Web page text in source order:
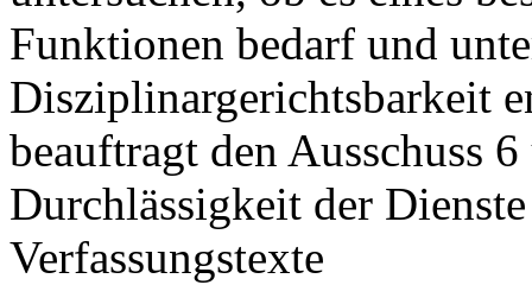
Funktionen bedarf und
Disziplinargerichtsbarkeit
beauftragt den Ausschuss
Durchlässigkeit der
Verfassungstexte